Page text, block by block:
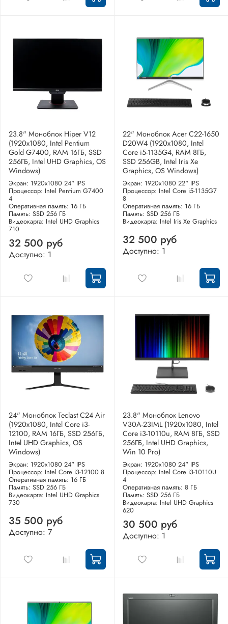
23.8" Моноблок Hiper V12
(1920x1080, Intel Pentium
Gold G7400, RAM 16ГБ, SSD
256ГБ, Intel UHD Graphics, OS
Windows)
Экран: 1920x1080 24" IPS
Процессор: Intel Pentium G7400
4
Оперативная память: 16 ГБ
Память: SSD 256 ГБ
Видеокарта: Intel UHD Graphics
710
32 500 руб
Доступно: 1
22" Моноблок Acer C22-1650
D20W4 (1920x1080, Intel
Core i5-1135G4, RAM 8ГБ,
SSD 256GB, Intel Iris Xe
Graphics, OS Windows)
Экран: 1920x1080 22" IPS
Процессор: Intel Core i5-1135G7
8
Оперативная память: 16 ГБ
Память: SSD 256 ГБ
Видеокарта: Intel Iris Xe Graphics
32 500 руб
Доступно: 1
24" Моноблок Teclast C24 Air
(1920x1080, Intel Core i3-
12100, RAM 16ГБ, SSD 256ГБ,
Intel UHD Graphics, OS
Windows)
Экран: 1920x1080 24" IPS
Процессор: Intel Core i3-12100 8
Оперативная память: 16 ГБ
Память: SSD 256 ГБ
Видеокарта: Intel UHD Graphics
730
35 500 руб
Доступно: 7
23.8" Моноблок Lenovo
V30A-23IML (1920x1080, Intel
Core i3-10110u, RAM 8ГБ, SSD
256ГБ, Intel UHD Graphics,
Win 10 Pro)
Экран: 1920x1080 24" IPS
Процессор: Intel Core i3-10110U
4
Оперативная память: 8 ГБ
Память: SSD 256 ГБ
Видеокарта: Intel UHD Graphics
620
30 500 руб
Доступно: 1